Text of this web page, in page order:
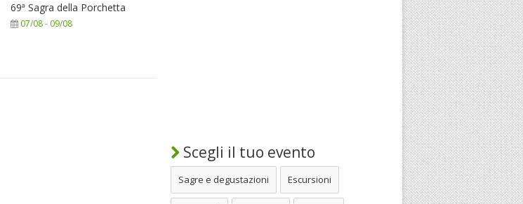
69ª Sagra della Porchetta
07/08- 09/08
Scegli il tuo evento
Sagre e degustazioni Escursioni